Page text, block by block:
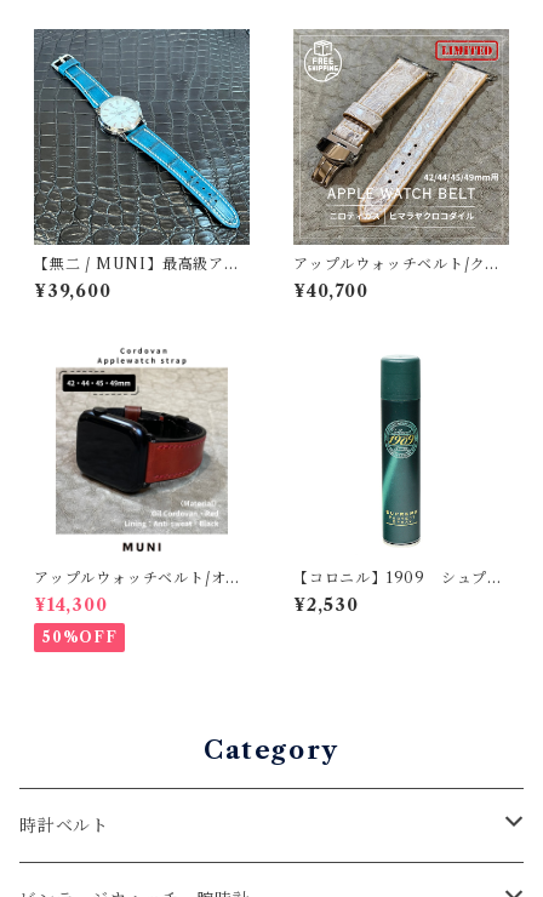
【無二 / MUNI】最高級アリ
ゲーター仕立て 腕時計レザー
ストラップ / コバルトグリー
¥39,600
アップルウォッチベルト/クロ
コダイル・丸腑・ヒマラヤ・
フラット（For 42/44/45/46/
¥40,700
アップルウォッチベルト/オイ
ルコードバン・レッド・フラ
ット（For 42/44/45/49m
m）時計バンド
¥14,300
50%OFF
【コロニル】1909 シュプリ
ーム プロテクト スプレー
¥2,530
Category
時計ベルト